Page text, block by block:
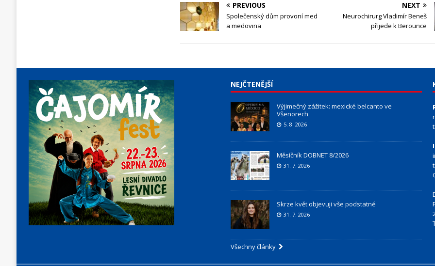
PREVIOUS
Společenský dům provoní med
a medovina
NEXT
Neurochirurg Vladimír Beneš
přijede k Berounce
NEJČTENĚJŠÍ
Výjimečný zážitek: mexické belcanto ve
Všenorech
5. 8. 2026
Měsíčník DOBNET 8/2026
31. 7. 2026
Skrze květ objevuji vše podstatné
31. 7. 2026
Všechny články